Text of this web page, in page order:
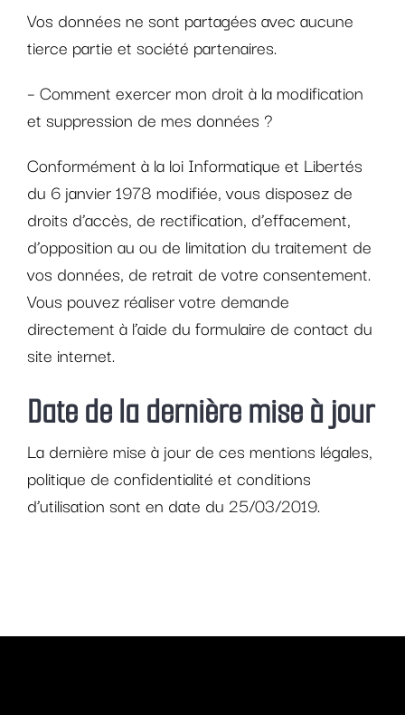
Vos données ne sont partagées avec aucune
tierce partie et société partenaires.
– Comment exercer mon droit à la modification
et suppression de mes données ?
Conformément à la loi Informatique et Libertés
du 6 janvier 1978 modifiée, vous disposez de
droits d’accès, de rectification, d’effacement,
d’opposition au ou de limitation du traitement de
vos données, de retrait de votre consentement.
Vous pouvez réaliser votre demande
directement à l’aide du formulaire de contact du
site internet.
Date de la dernière mise à jour
La dernière mise à jour de ces mentions légales,
politique de confidentialité et conditions
d’utilisation sont en date du 25/03/2019.